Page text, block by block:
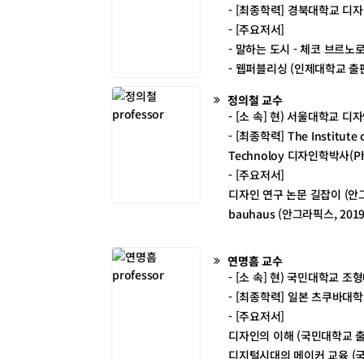
- [최종학력] 경북대학교 디
- [주요저서]
- 말하는 도시 - 체코 브르노
- 웹퍼블리싱 (인제대학교
정의철 교수
- [소 속] 현) 서울대학교 디
- [최종학력] The
Technoloy 디자인학박사
- [주요저서]
디자인 연구 논문 길잡이 (
bauhaus (안그라픽스,
연명흠교수
- [소 속] 현) 국민대학교 조
- [최종학력] 일본 츠쿠바대
- [주요저서]
디자인의 이해 (국민대학교
디지털시대의 메이커 교육 (